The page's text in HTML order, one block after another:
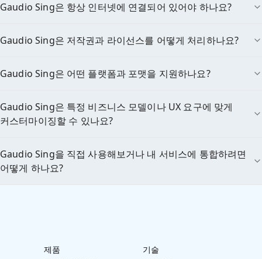
Gaudio Sing은 항상 인터넷에 연결되어 있어야 하나요?
Gaudio Sing은 저작권과 라이선스를 어떻게 처리하나요?
Gaudio Sing은 어떤 플랫폼과 포맷을 지원하나요?
Gaudio Sing은 특정 비즈니스 모델이나 UX 요구에 맞게
커스터마이징할 수 있나요?
Gaudio Sing을 직접 사용해보거나 내 서비스에 통합하려면
어떻게 하나요?
제품 기술